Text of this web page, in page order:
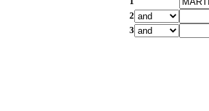
2
3